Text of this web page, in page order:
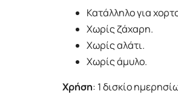
Κατάλληλο για
Χωρίς ζάχαρη.
Χωρίς αλάτι.
Χωρίς άμυλο.
Χρήση: 1 δισκίο